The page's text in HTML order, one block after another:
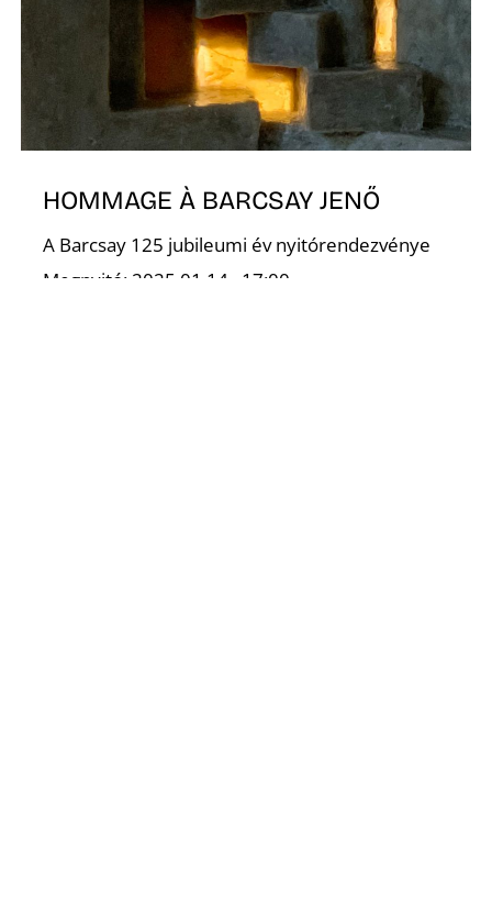
HOMMAGE À BARCSAY JENŐ
A Barcsay 125 jubileumi év nyitórendezvénye
Megnyitó: 2025.01.14., 17:00